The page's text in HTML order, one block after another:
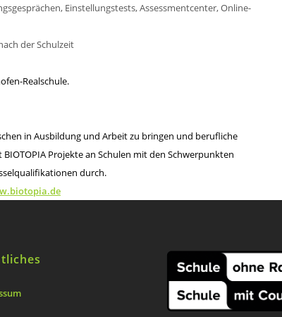
Einstellungstests, Assessmentcenter, Online-
der Schulzeit
Realschule.
in Ausbildung und Arbeit zu bringen und berufliche
Projekte an Schulen mit den Schwerpunkten
durch.